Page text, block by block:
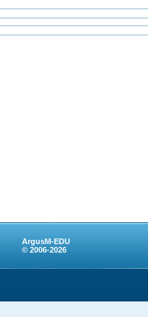
ArgusM-EDU
© 2006-2026